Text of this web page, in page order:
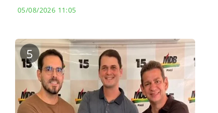
cara da
acerta com
recorde
Ex-Vasco, Carlos Palacios é
investigado em operação
contra tráfico no Chile
05/08/2026 11:05
5